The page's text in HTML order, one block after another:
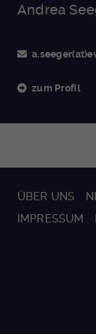
Andrea
zum Profil
ÜBER UNS
IMPRESSUM